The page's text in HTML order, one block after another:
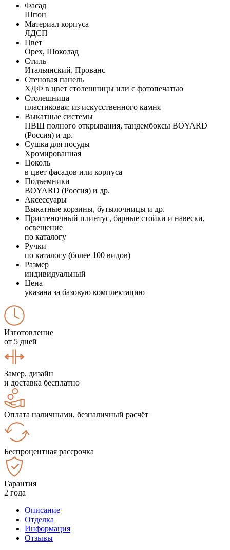
Фасад
Шпон
Материал корпуса
ЛДСП
Цвет
Орех, Шоколад
Стиль
Итальянский, Прованс
Стеновая панель
ХДФ в цвет столешницы или с фотопечатью
Столешница
пластиковая; из искусственного камня
Выкатные системы
ПВШ полного открывания, тандембоксы BOYARD
(Россия) и др.
Сушка для посуды
Хромированная
Цоколь
в цвет фасадов или корпуса
Подъемники
BOYARD (Россия) и др.
Аксессуары
Выкатные корзины, бутылочницы и др.
Пристеночный плинтус, барные стойки и навески,
освещение
по каталогу
Ручки
по каталогу (более 100 видов)
Размер
индивидуальный
Цена
указана за базовую комплектацию
Изготовление
от 5 дней
Замер, дизайн
и доставка бесплатно
Оплата наличными, безналичный расчёт
Беспроцентная рассрочка
Гарантия
2 года
Описание
Отделка
Информация
Отзывы